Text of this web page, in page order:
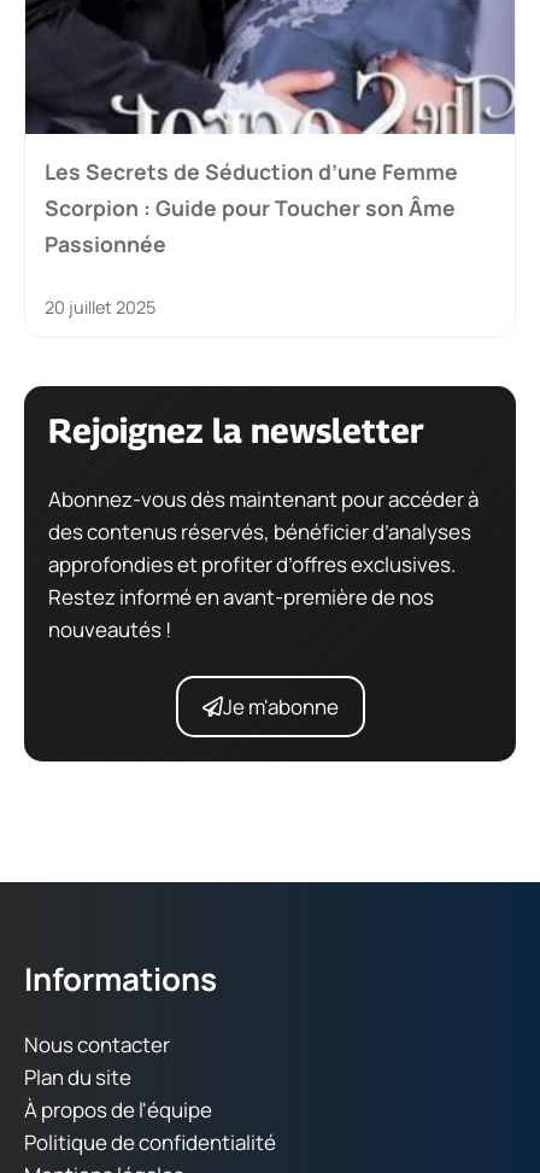
Les Secrets de Séduction d’une Femme
Scorpion : Guide pour Toucher son Âme
Passionnée
20 juillet 2025
Rejoignez la newsletter
Abonnez-vous dès maintenant pour accéder à
des contenus réservés, bénéficier d’analyses
approfondies et profiter d’offres exclusives.
Restez informé en avant-première de nos
nouveautés !
Je m'abonne
Informations
Nous contacter
Plan du site
À propos de l'équipe
Politique de confidentialité